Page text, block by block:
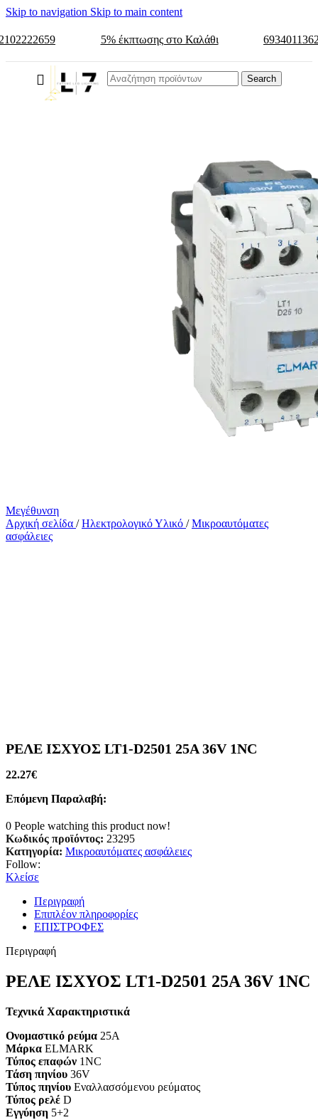
Skip to navigation Skip to main content
5% έκπτωσης στο Καλάθι
Search
Μεγέθυνση
Αρχική σελίδα / Ηλεκτρολογικό Υλικό / Μικροαυτόματες
ασφάλειες
ΡΕΛΕ ΙΣΧΥΟΣ LT1-D2501 25A 36V 1NC
22.27€
Επόμενη Παραλαβή:
0 People watching this product now!
Κωδικός προϊόντος: 23295
Κατηγορία: Μικροαυτόματες ασφάλειες
Follow:
Κλείσε
Περιγραφή
Επιπλέον πληροφορίες
ΕΠΙΣΤΡΟΦΕΣ
Περιγραφή
ΡΕΛΕ ΙΣΧΥΟΣ LT1-D2501 25A 36V 1NC
Τεχνικά Χαρακτηριστικά
Ονομαστικό ρεύμα 25A
Μάρκα ELMARK
Τύπος επαφών 1NC
Τάση πηνίου 36V
Τύπος πηνίου Εναλλασσόμενου ρεύματος
Τύπος ρελέ D
Εγγύηση 5+2